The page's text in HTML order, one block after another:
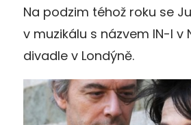
Na podzim téhož roku se
v muzikálu s názvem IN-I v
divadle v Londýně.